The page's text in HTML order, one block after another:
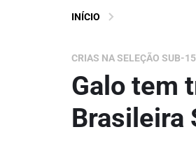
INÍCIO
CRIAS NA SELEÇÃO SUB-15
Galo tem
Brasileira